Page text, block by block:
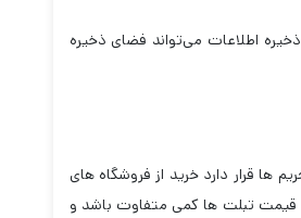
اطلاعات می‌تواند فضای ذخیره
ها قرار دارد خرید از فروشگاه های
قیمت تبلت ها کمی متفاوت باشد و